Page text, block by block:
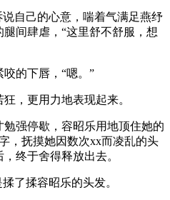
自己的心意，喘着气满足燕纾
间肆虐，“这里舒不舒服，想
的下唇，“嗯。”
，更用力地表现起来。
强停歇，容昭乐用地顶住她的
，抚摸她因数次xx而凌乱的头
终于舍得释放出去。
了揉容昭乐的头发。